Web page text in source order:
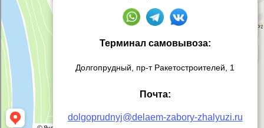
Терминал самовывоза:
Долгопрудный, пр-т Ракетостроителей, 1
Почта:
dolgoprudnyj@delaem-zabory-zhalyuzi.ru